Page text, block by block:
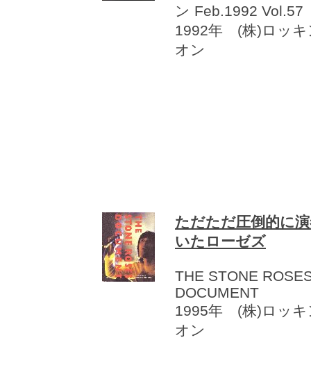
ン Feb.1992 Vol.57
1992年 (株)ロッキ
オン
ただただ圧倒的に
いたローゼズ
THE STONE
DOCUMENT
1995年 (株)ロッキ
オン